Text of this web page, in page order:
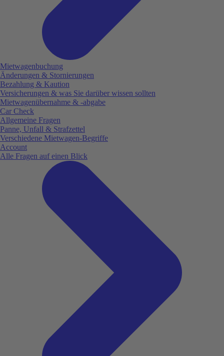
Mietwagenbuchung
Änderungen & Stornierungen
Bezahlung & Kaution
Versicherungen & was Sie darüber wissen sollten
Mietwagenübernahme & -abgabe
Car Check
Allgemeine Fragen
Panne, Unfall & Strafzettel
Verschiedene Mietwagen-Begriffe
Account
Alle Fragen auf einen Blick